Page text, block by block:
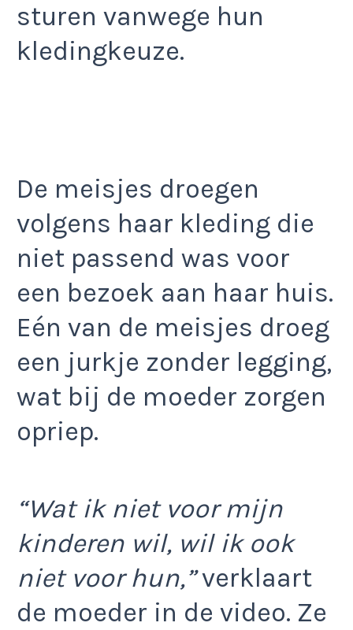
sturen vanwege hun
kledingkeuze.
De meisjes droegen
volgens haar kleding die
niet passend was voor
een bezoek aan haar huis.
Eén van de meisjes droeg
een jurkje zonder legging,
wat bij de moeder zorgen
opriep.​
“Wat ik niet voor mijn
kinderen wil, wil ik ook
niet voor hun,”verklaart
de moeder in de video. Ze